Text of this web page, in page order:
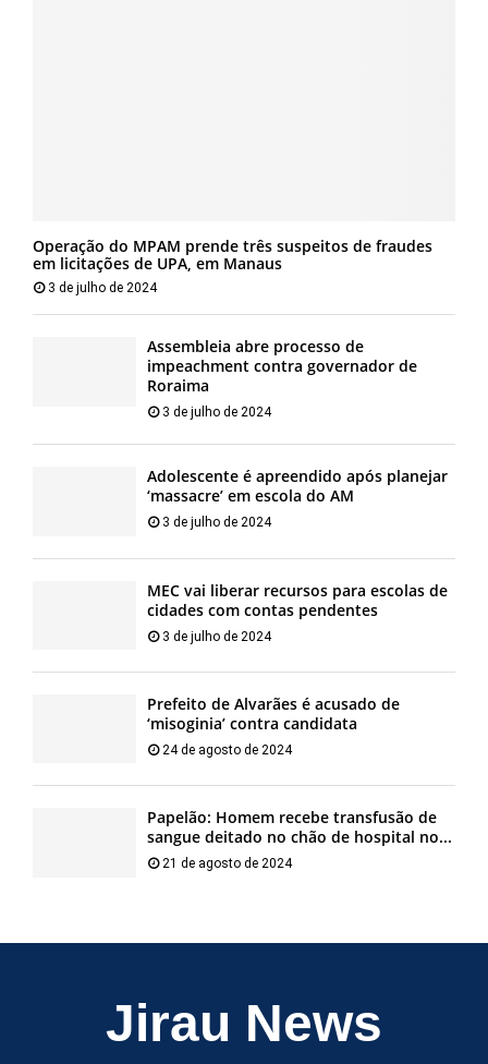
Operação do MPAM prende três suspeitos de fraudes
em licitações de UPA, em Manaus
3 de julho de 2024
Assembleia abre processo de
impeachment contra governador de
Roraima
3 de julho de 2024
Adolescente é apreendido após planejar
‘massacre’ em escola do AM
3 de julho de 2024
MEC vai liberar recursos para escolas de
cidades com contas pendentes
3 de julho de 2024
Prefeito de Alvarães é acusado de
‘misoginia’ contra candidata
24 de agosto de 2024
Papelão: Homem recebe transfusão de
sangue deitado no chão de hospital no...
21 de agosto de 2024
Jirau News